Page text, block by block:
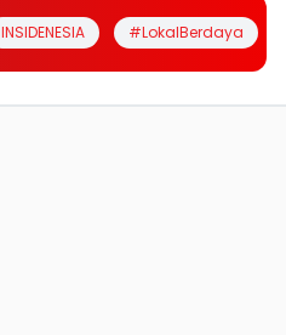
INSIDENESIA #LokalBerdaya